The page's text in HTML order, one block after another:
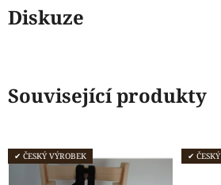
Diskuze
Související produkty
✔ ČESKÝ VÝROBEK ✔